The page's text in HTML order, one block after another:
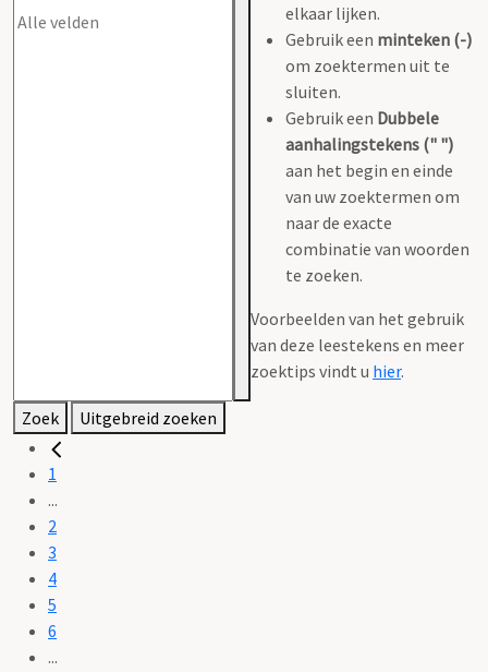
elkaar lijken.
Gebruik een minteken (-)
om zoektermen uit te
sluiten.
Gebruik een Dubbele
aanhalingstekens (" ")
aan het begin en einde
van uw zoektermen om
naar de exacte
combinatie van woorden
te zoeken.
Voorbeelden van het gebruik
van deze leestekens en meer
zoektips vindt u hier.
Zoek Uitgebreid zoeken
1
...
2
3
4
5
6
...